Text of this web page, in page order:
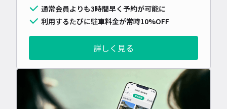
通常会員よりも3時間早く予約が可能に
利用するたびに駐車料金が常時10%OFF
詳しく見る